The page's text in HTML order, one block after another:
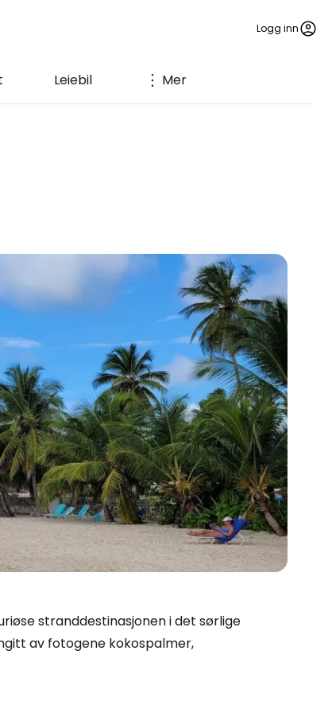
Logg inn
Leiebil Mer
stranddestinasjonen i det sørlige
av fotogene kokospalmer,